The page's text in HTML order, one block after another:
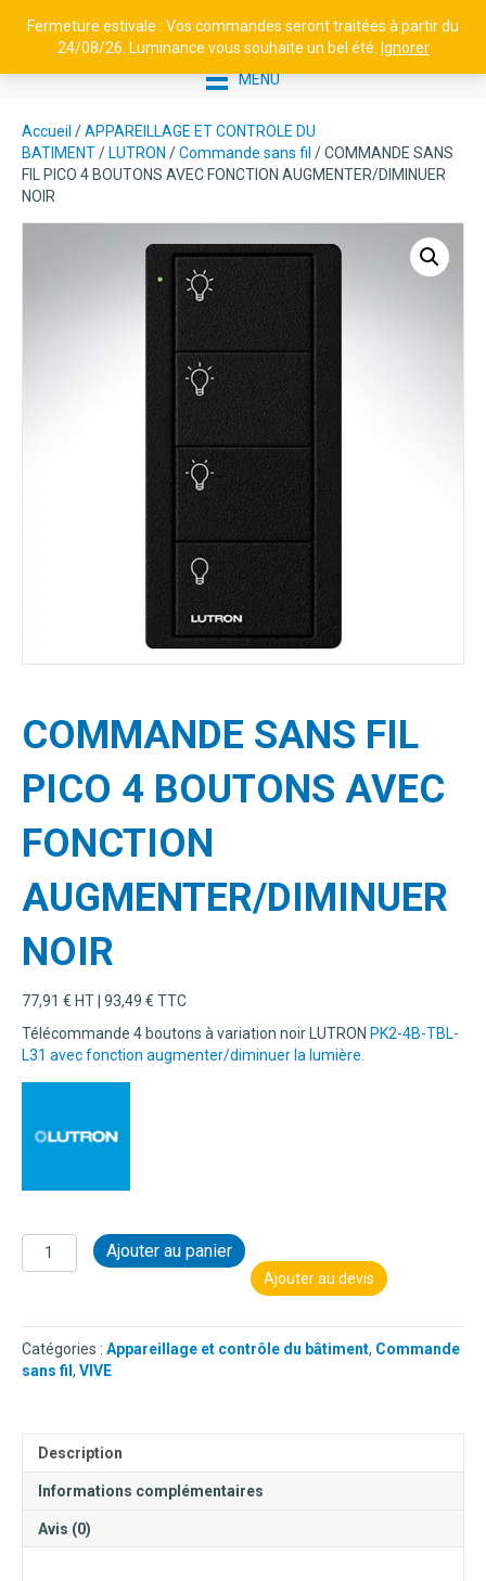
Fermeture estivale : Vos commandes seront traitées à partir du
24/08/26. Luminance vous souhaite un bel été.
Ignorer
LUMINAIRE À POSER EN
ALUMINIUM - LA HUTTE N°1 -
ORANGÉ PUR
601,17
MENU
Accueil /APPAREILLAGE ET CONTROLE DU
BATIMENT/ LUTRON /Commande sans fil / COMMANDE SANS
FIL PICO 4 BOUTONS AVEC FONCTION AUGMENTER/DIMINUER
NOIR
COMMANDE SANS FIL
PICO 4 BOUTONS AVEC
FONCTION
AUGMENTER/DIMINUER
NOIR
77,91 € HT | 93,49 € TTC
Télécommande 4 boutons à variation noir LUTRON PK2-4B-TBL-
L31 avec fonction augmenter/diminuer la lumière.
quantité
de
FIL
PICO
4
FONCTION
AUGMENTER/DIMINUER
NOIR
Ajouter au panier
Ajouter au devis
Catégories : Appareillage et contrôle du bâtiment, Commande
sans fil , VIVE
Description
Informations complémentaires
Avis (0)